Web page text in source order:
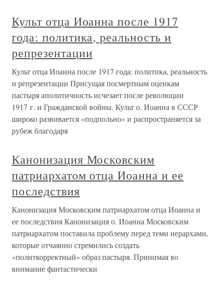
Культ отца Иоанна после 1917
года: политика, реальность и
репрезентации
Культ отца Иоанна после 1917 года: политика, реальность
и репрезентации Присущая посмертным оценкам
пастыря аполитичность исчезает после революции
1917 г. и Гражданской войны. Культ о. Иоанна в СССР
широко развивается «подпольно» и распространяется за
рубеж благодаря
Канонизация Московским
патриархатом отца Иоанна и ее
последствия
Канонизация Московским патриархатом отца Иоанна и
ее последствия Канонизация о. Иоанна Московским
патриархатом поставила проблему перед теми иерархами,
которые отчаянно стремились создать
«политкорректный» образ пастыря. Принимая во
внимание фантастически